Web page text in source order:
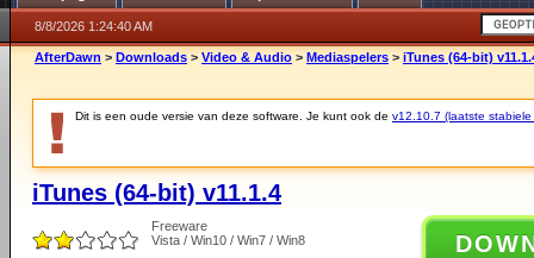
8/8/2026 1:24:40 AM
AfterDawn > Downloads > Video & Audio > Mediaspelers > iTunes (64-bit)
Dit is een oude versie van deze software. Je kunt ook de v12.10.7 (laatste stabiele
iTunes (64-bit) v11.1.4
Freeware
Vista / Win10 / Win7 / Win8